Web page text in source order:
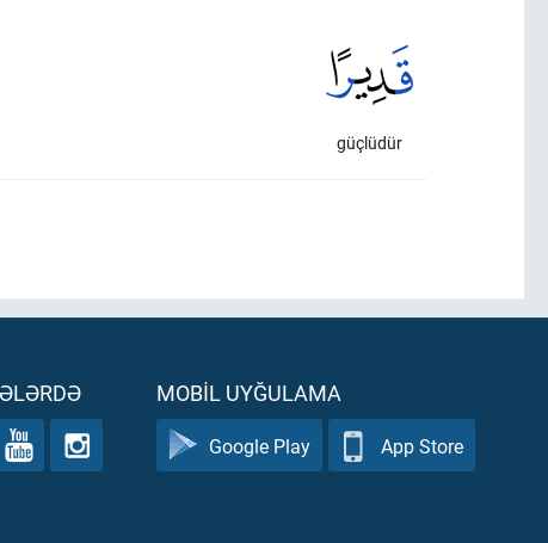
güçlüdür
MOBIL UYĞULAMA
Google Play App Store